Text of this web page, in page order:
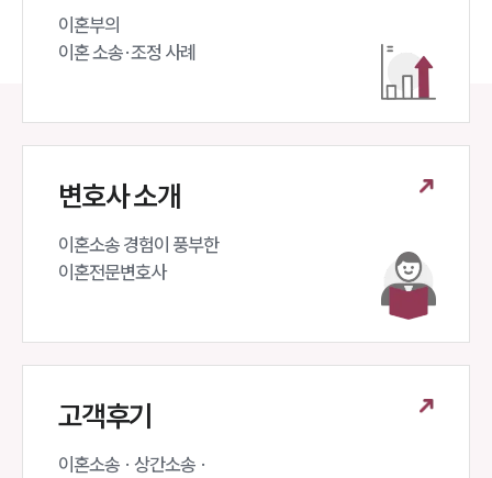
이혼부의
이혼 소송·조정 사례
변호사 소개
이혼소송 경험이 풍부한
이혼전문변호사
고객후기
이혼소송 · 상간소송 ·